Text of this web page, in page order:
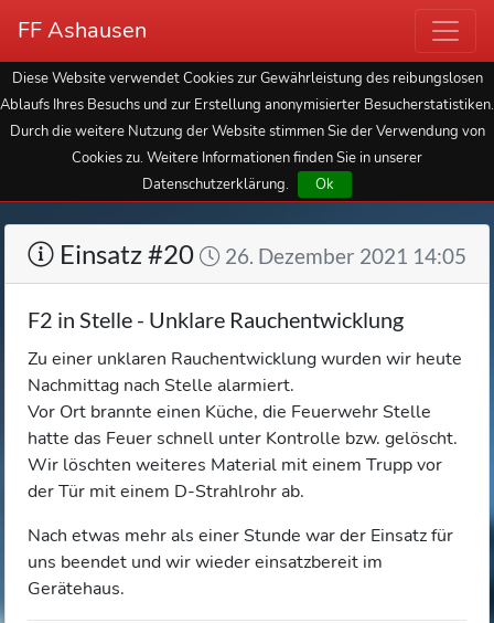
FF Ashausen
Diese Website verwendet Cookies zur Gewährleistung des reibungslosen
Ablaufs Ihres Besuchs und zur Erstellung anonymisierter Besucherstatistiken.
Durch die weitere Nutzung der Website stimmen Sie der Verwendung von
Cookies zu. Weitere Informationen finden Sie in unserer
Datenschutzerklärung.
Ok
Einsatz #20 26. Dezember 2021 14:05
F2 in Stelle - Unklare Rauchentwicklung
Zu einer unklaren Rauchentwicklung wurden wir heute
Nachmittag nach Stelle alarmiert.
Vor Ort brannte einen Küche, die Feuerwehr Stelle
hatte das Feuer schnell unter Kontrolle bzw. gelöscht.
Wir löschten weiteres Material mit einem Trupp vor
der Tür mit einem D-Strahlrohr ab.
Nach etwas mehr als einer Stunde war der Einsatz für
uns beendet und wir wieder einsatzbereit im
Gerätehaus.